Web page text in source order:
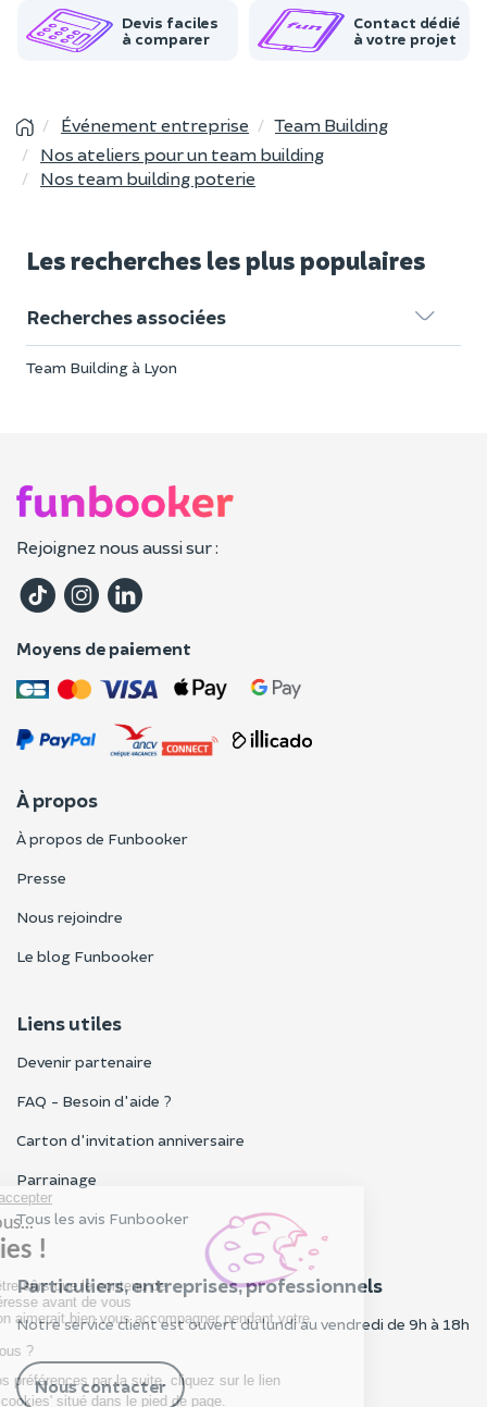
Devis faciles
à comparer
Contact dédié
à votre projet
Événement entreprise
Team Building
Nos ateliers pour un team building
Nos team building poterie
Les recherches les plus populaires
Recherches associées
Team Building à Lyon
Rejoignez nous aussi sur :
Moyens de paiement
À propos
À propos de Funbooker
Presse
Nous rejoindre
Le blog Funbooker
Liens utiles
Devenir partenaire
FAQ - Besoin d'aide ?
Carton d'invitation anniversaire
Parrainage
Tous les avis Funbooker
Particuliers, entreprises, professionnels
Notre service client est ouvert du lundi au vendredi de 9h à 18h
Nous contacter